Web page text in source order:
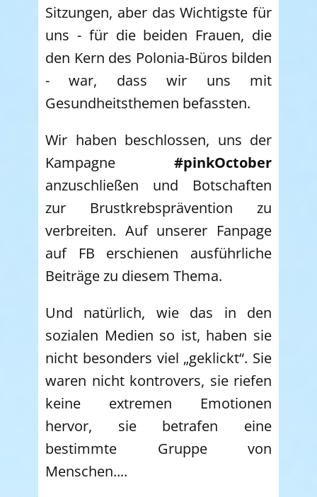
Sitzungen, aber das Wichtigste für
uns - für die beiden Frauen, die
den Kern des Polonia-Büros bilden
- war, dass wir uns mit
Gesundheitsthemen befassten.
Wir haben beschlossen, uns der
Kampagne #pinkOctober
anzuschließen und Botschaften
zur Brustkrebsprävention zu
verbreiten. Auf unserer Fanpage
auf FB erschienen ausführliche
Beiträge zu diesem Thema.
Und natürlich, wie das in den
sozialen Medien so ist, haben sie
nicht besonders viel „geklickt“. Sie
waren nicht kontrovers, sie riefen
keine extremen Emotionen
hervor, sie betrafen eine
bestimmte Gruppe von
Menschen....